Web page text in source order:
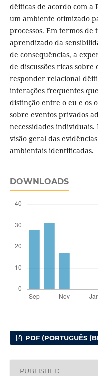
dêiticas de acordo com a
um ambiente otimizado
processos. Em termos
aprendizado da
de consequências, a
de discussões ricas
responder relacional
interações frequentes
distinção entre o eu e os
sobre eventos privados
necessidades individuais.
visão geral das
ambientais identificadas.
DOWNLOADS
PDF (PORTUGUÊS
PUBLISHED